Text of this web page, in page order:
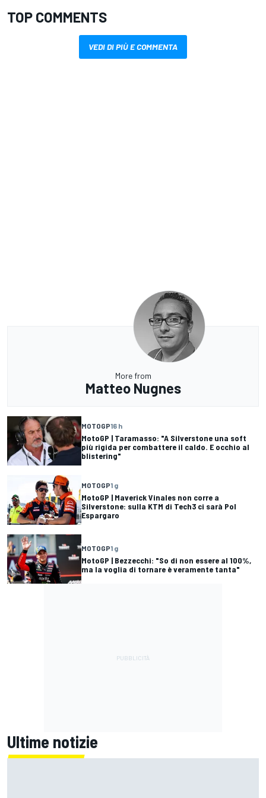
TOP COMMENTS
VEDI DI PIÙ E COMMENTA
More from
Matteo Nugnes
MOTOGP16 h
MotoGP | Taramasso: "A Silverstone una soft
più rigida per combattere il caldo. E occhio al
blistering"
MOTOGP1 g
MotoGP | Maverick Vinales non corre a
Silverstone: sulla KTM di Tech3 ci sarà Pol
Espargaro
MOTOGP1 g
MotoGP | Bezzecchi: "So di non essere al 100%,
ma la voglia di tornare è veramente tanta"
Ultime notizie